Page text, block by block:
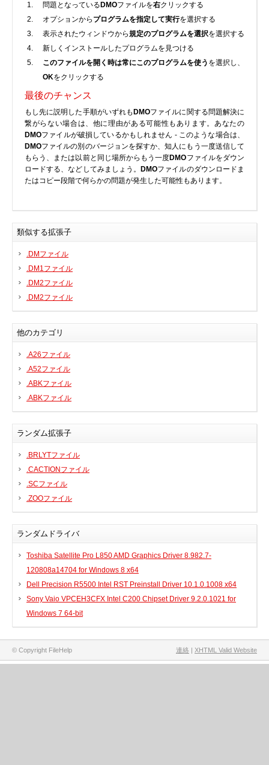
カードリーダー
デジタルカメラ、インターネット
DVD /ブルーレイ・プレーヤー
キーボード＆マウス
携帯電話
モデム
モニター
他のドライバやツール
プリンタ、スキャナ
ルーター、スイッチ、AP
サウンドカード
チューナーテレビ、TVカード
VoIP
DLLファイル
ファイル変換
プログラム
問題となっている DMOファイルを右クリックする
オプションから プログラムを指定して実行を選択する
表示されたウィンドウから規定のプログラムを選択を選択する
新しくインストールしたプログラムを見つける
このファイルを開く時は常にこのプログラムを使う を選択し、
OKをクリックする
最後のチャンス
もし先に説明した手順がいずれも DMOファイルに関する問題解決に
繋がらない場合は、他に理由がある可能性もあります。あなたの
DMOファイルが破損しているかもしれません - このような場合は、
DMOファイルの別のバージョンを探すか、知人にもう一度送信して
もらう、または以前と同じ場所からもう一度DMOファイルをダウン
ロードする、などしてみましょう。
DMOファイルのダウンロードま
たはコピー段階で何らかの問題が発生した可能性もあります。
類似する拡張子
.DMファイル
.DM1ファイル
.DM2ファイル
.DM2ファイル
他のカテゴリ
.A26ファイル
.A52ファイル
.ABKファイル
.ABKファイル
ランダム拡張子
.BRLYTファイル
.CACTIONファイル
.SCファイル
.ZOOファイル
ランダムドライバ
Toshiba Satellite Pro L850 AMD Graphics Driver 8.982.7-
120808a14704 for Windows 8 x64
Dell Precision R5500 Intel RST Preinstall Driver 10.1.0.1008 x64
Sony Vaio VPCEH3CFX Intel C200 Chipset Driver 9.2.0.1021 for
Windows 7 64-bit
© Copyright FileHelp 連絡 | XHTML Valid Website